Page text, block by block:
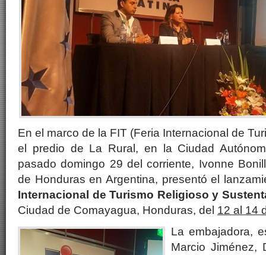
En el marco de la FIT (Feria Internacional de
el predio de La Rural, en la Ciudad
pasado domingo 29 del corriente, Ivonne
de Honduras en Argentina, presentó el
Internacional de Turismo Religioso y
Ciudad de Comayagua, Honduras, del 12 al 14
La embajadora,
Marcio Jiménez,